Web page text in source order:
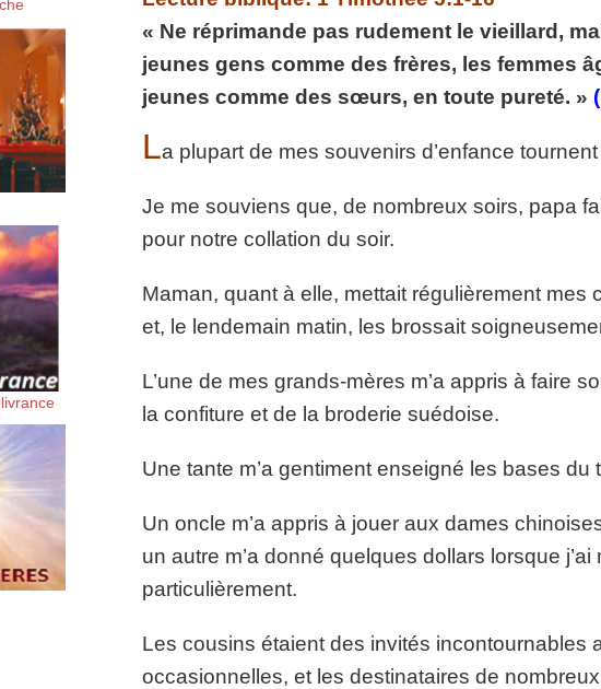
volume.
suis-sans-rien-a-moi.mp3 http://www.lafoiapostolique.org/wp-
content/uploads/2018/06/Es-tu-lasse-rempli-de-tritesse.mp3
« Ne réprimande pas rudement le vieillard,
jeunes gens comme des frères, les femmes
jeunes comme des sœurs, en toute pureté. »
La plupart de mes souvenirs d’enfance
Je me souviens que, de nombreux soirs, papa
pour notre collation du soir.
Maman, quant à elle, mettait régulièrement
et, le lendemain matin, les brossait
L’une de mes grands-mères m’a appris à faire
la confiture et de la broderie suédoise.
Une tante m’a gentiment enseigné les bases du
Un oncle m’a appris à jouer aux dames
un autre m’a donné quelques dollars lorsque
particulièrement.
Les cousins étaient des invités incontournables
occasionnelles, et les destinataires de